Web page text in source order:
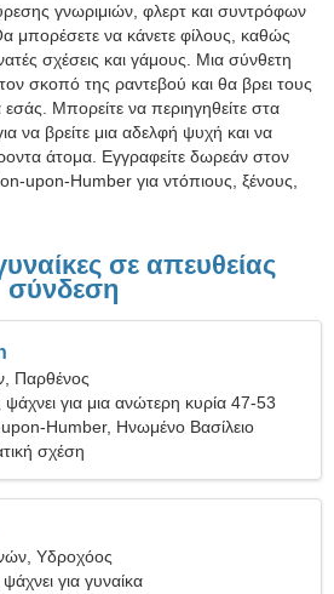
γνωριμιών, φλερτ και συντρόφων
μπορέσετε να κάνετε φίλους, καθώς
σχέσεις και γάμους. Μια σύνθετη
σκοπό της ραντεβού και θα βρει τους
Μπορείτε να περιηγηθείτε στα
να βρείτε μια αδελφή ψυχή και να
άτομα. Εγγραφείτε δωρεάν στον
upon-Humber για ντόπιους, ξένους,
σε απευθείας
σύνδεση
Παρθένος
για μια ανώτερη κυρία 47-53
Humber, Ηνωμένο Βασίλειο
σχέση
Υδροχόος
για γυναίκα